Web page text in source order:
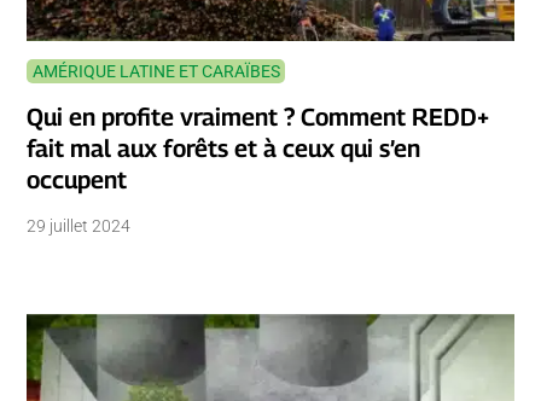
AMÉRIQUE LATINE ET CARAÏBES
Qui en profite vraiment ? Comment REDD+
fait mal aux forêts et à ceux qui s’en
occupent
29 juillet 2024